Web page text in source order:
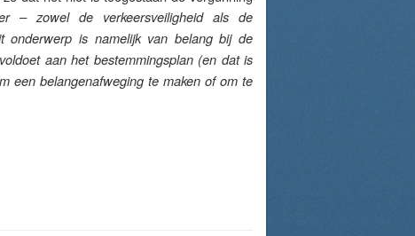
– zowel de verkeersveiligheid als de
onderwerp is namelijk van belang bij de
aan het bestemmingsplan (en dat is
een belangenafweging te maken of om te